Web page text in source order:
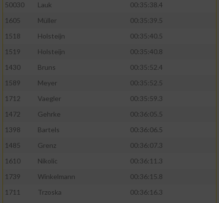
50030
Lauk
00:35:38.4
1605
Müller
00:35:39.5
1518
Holsteijn
00:35:40.5
1519
Holsteijn
00:35:40.8
1430
Bruns
00:35:52.4
1589
Meyer
00:35:52.5
1712
Vaegler
00:35:59.3
1472
Gehrke
00:36:05.5
1398
Bartels
00:36:06.5
1485
Grenz
00:36:07.3
1610
Nikolic
00:36:11.3
1739
Winkelmann
00:36:15.8
1711
Trzoska
00:36:16.3